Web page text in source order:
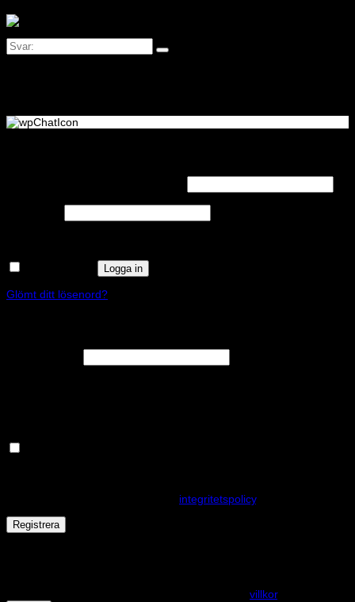
Obligatoriskt
Logga in
Glömt ditt lösenord?
integritetspolicy.
Registrera
villkor.